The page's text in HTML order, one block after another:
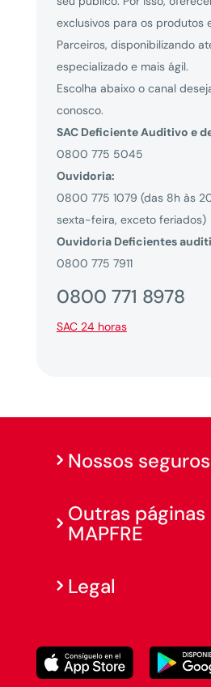
exclusivos para os produtos
Parceiros, disponibilizando
especializado e mais ágil.
Escolha abaixo o canal
conosco.
SAC Deficiente Auditivo e
0800 775 5045
Ouvidoria:
0800 775 1079 (das 8h às
sexta-feira, exceto feriados)
Ouvidoria Deficientes
0800 775 7911
0800 771 8978
SAC 24 horas
Nossos seguros
Outras páginas
MAPFRE
Legal